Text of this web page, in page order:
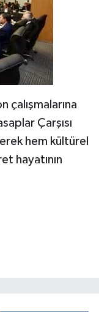
çalışmalarına
Çarşısı
hem kültürel
hayatının